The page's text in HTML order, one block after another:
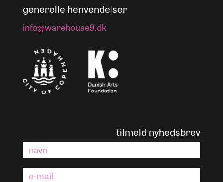
generelle henvendelser
info@warehouse9.dk
tilmeld nyhedsbrev